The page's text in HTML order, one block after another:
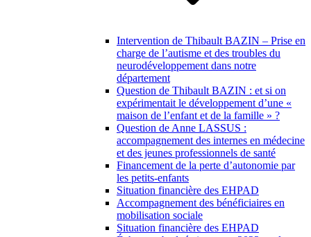
Intervention de Thibault BAZIN – Prise en
charge de l’autisme et des troubles du
neurodéveloppement dans notre
département
Question de Thibault BAZIN : et si on
expérimentait le développement d’une «
maison de l’enfant et de la famille » ?
Question de Anne LASSUS :
accompagnement des internes en médecine
et des jeunes professionnels de santé
Financement de la perte d’autonomie par
les petits-enfants
Situation financière des EHPAD
Accompagnement des bénéficiaires en
mobilisation sociale
Situation financière des EHPAD